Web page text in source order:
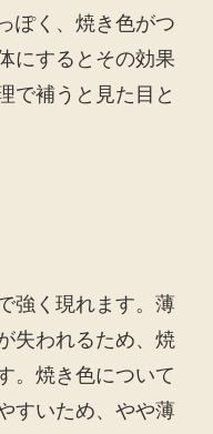
ぽく、焼き色がつ
にするとその効果
で補うと見た目と
強く現れます。薄
失われるため、焼
。焼き色について
すいため、やや薄